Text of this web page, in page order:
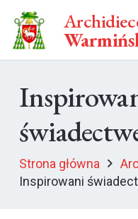
Strona główna
Inspirowani